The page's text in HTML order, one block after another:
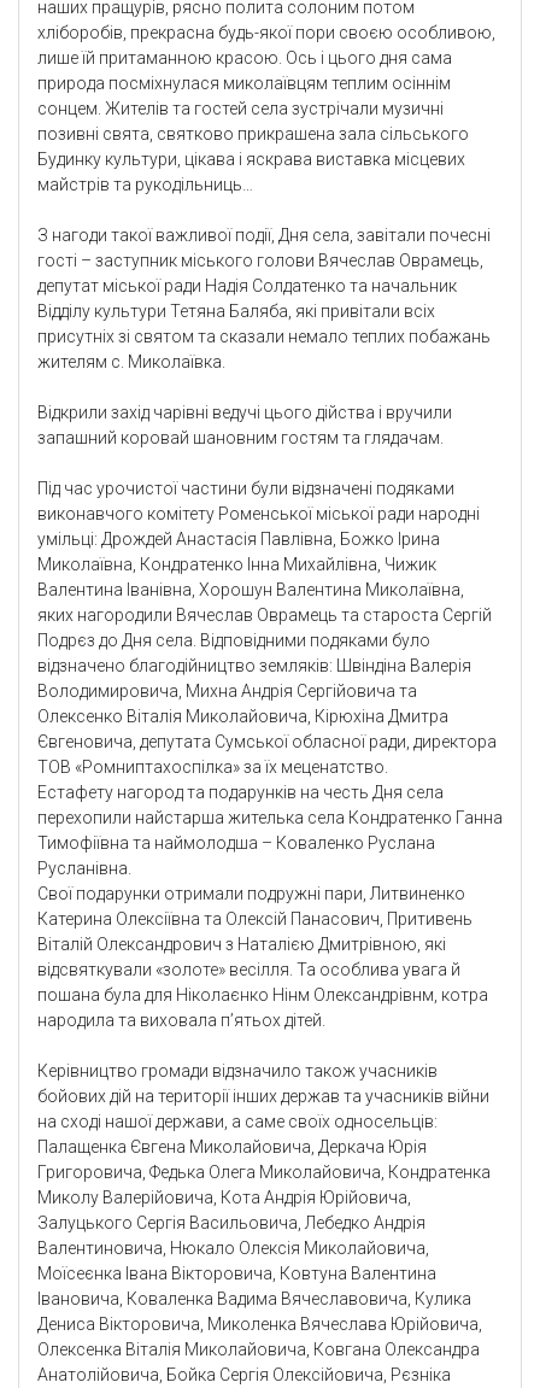
наших пращурів, рясно полита солоним потом
хліборобів, прекрасна будь-якої пори своєю особливою,
лише їй притаманною красою. Ось і цього дня сама
природа посміхнулася миколаївцям теплим осіннім
сонцем. Жителів та гостей села зустрічали музичні
позивні свята, святково прикрашена зала сільського
Будинку культури, цікава і яскрава виставка місцевих
майстрів та рукодільниць…
З нагоди такої важливої події, Дня села, завітали почесні
гості – заступник міського голови Вячеслав Оврамець,
депутат міської ради Надія Солдатенко та начальник
Відділу культури Тетяна Баляба, які привітали всіх
присутніх зі святом та сказали немало теплих побажань
жителям с. Миколаївка.
Відкрили захід чарівні ведучі цього дійства і вручили
запашний коровай шановним гостям та глядачам.
Під час урочистої частини були відзначені подяками
виконавчого комітету Роменської міської ради народні
умільці: Дрождей Анастасія Павлівна, Божко Ірина
Миколаївна, Кондратенко Інна Михайлівна, Чижик
Валентина Іванівна, Хорошун Валентина Миколаївна,
яких нагородили Вячеслав Оврамець та староста Сергій
Подрєз до Дня села. Відповідними подяками було
відзначено благодійництво земляків: Швіндіна Валерія
Володимировича, Михна Андрія Сергійовича та
Олексенко Віталія Миколайовича, Кірюхіна Дмитра
Євгеновича, депутата Сумської обласної ради, директора
ТОВ «Ромниптахоспілка» за їх меценатство.
Естафету нагород та подарунків на честь Дня села
перехопили найстарша жителька села Кондратенко Ганна
Тимофіївна та наймолодша – Коваленко Руслана
Русланівна.
Свої подарунки отримали подружні пари, Литвиненко
Катерина Олексіївна та Олексій Панасович, Притивень
Віталій Олександрович з Наталією Дмитрівною, які
відсвяткували «золоте» весілля. Та особлива увага й
пошана була для Ніколаєнко Нінм Олександрівнм, котра
народила та виховала п’ятьох дітей.
Керівництво громади відзначило також учасників
бойових дій на території інших держав та учасників війни
на сході нашої держави, а саме своїх односельців:
Палащенка Євгена Миколайовича, Деркача Юрія
Григоровича, Федька Олега Миколайовича, Кондратенка
Миколу Валерійовича, Кота Андрія Юрійовича,
Залуцького Сергія Васильовича, Лебедко Андрія
Валентиновича, Нюкало Олексія Миколайовича,
Моїсеєнка Івана Вікторовича, Ковтуна Валентина
Івановича, Коваленка Вадима Вячеславовича, Кулика
Дениса Вікторовича, Миколенка Вячеслава Юрійовича,
Олексенка Віталія Миколайовича, Ковгана Олександра
Анатолійовича, Бойка Сергія Олексійовича, Рєзніка